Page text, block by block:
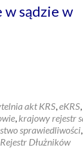
w sądzie w
akt KRS,eKRS,
, krajowy rejestr
sprawiedliwości,
Rejestr Dłużników